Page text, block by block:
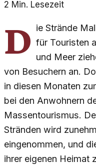
2 Min. Lesezeit
D ie Strände
für Touristen
und Meer
von Besuchern an.
in diesen Monaten
bei den Anwohnern
Massentourismus.
Stränden wird
eingenommen, und
ihrer eigenen Heimat